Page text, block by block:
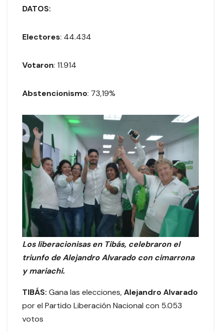
DATOS:
Electores: 44.434
Votaron: 11.914
Abstencionismo: 73,19%
Los liberacionisas en Tibás, celebraron el
triunfo de Alejandro Alvarado con cimarrona
y mariachi.
TIBÁS: Gana las elecciones,Alejandro Alvarado
por el Partido Liberación Nacional con 5.053
votos